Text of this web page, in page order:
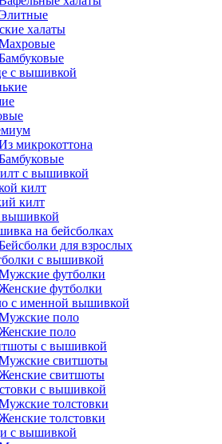
халаты
с вышивкой
микрокоттона
с вышивкой
килт
килт
на бейсболках
для взрослых
с вышивкой
футболки
футболки
с именной вышивкой
поло
поло
с вышивкой
свитшоты
свитшоты
с вышивкой
толстовки
толстовки
с вышивкой